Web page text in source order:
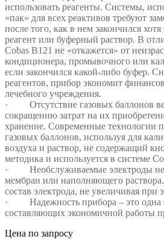
использовать реагенты. Системы,
«пак» для всех реактивов требуют
после того, как в нем закончился
реагент или буферный раствор. В
Cobas B121 не «откажется» от
кондиционера, промывочного или
если закончился какой-либо буфер.
реагентов, прибор экономит
лечебного учреждения.
· Отсутствие газовых баллонов
сокращению затрат на их
хранение. Современные технологии
газовых баллонов, используя для
воздуха и раствор, не содержащий
методика и используется в системе
· Необслуживаемые электроды не
мембран или наполняющего
состав электрода, не увеличивая при
· Надежность прибора – это одна
составляющих экономичной работы
Цена по запросу